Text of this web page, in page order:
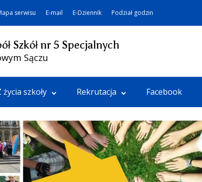
serwisu E-mail E-Dziennik Podział godzin
Szkół nr 5 Specjalnych
Sączu
życia szkoły Rekrutacja Facebook